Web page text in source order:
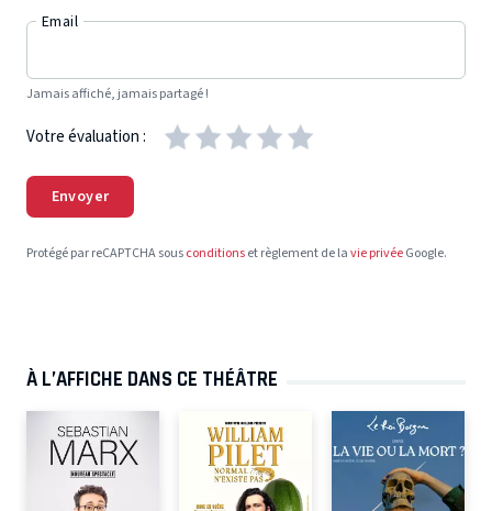
Email
Jamais affiché, jamais partagé !
Votre évaluation :
Envoyer
Protégé par reCAPTCHA sousconditionset règlement de lavie privéeGoogle.
À L’AFFICHE DANS CE THÉÂTRE